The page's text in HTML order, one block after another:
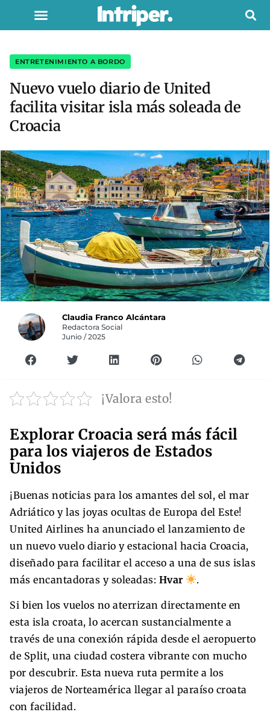
ENTRETENIMIENTO A BORDO
Nuevo vuelo diario de United
facilita visitar isla más soleada de
Croacia
Claudia Franco Alcántara
Redactora Social
Junio / 2025
¡Valora esto!
Explorar Croacia será más fácil
para los viajeros de Estados
Unidos
¡Buenas noticias para los amantes del sol, el mar
Adriático y las joyas ocultas de Europa del Este!
United Airlines ha anunciado el lanzamiento de
un nuevo vuelo diario y estacional hacia Croacia,
diseñado para facilitar el acceso a una de sus islas
más encantadoras y soleadas: Hvar .
Si bien los vuelos no aterrizan directamente en
esta isla croata, lo acercan sustancialmente a
través de una conexión rápida desde el aeropuerto
de Split, una ciudad costera vibrante con mucho
por descubrir. Esta nueva ruta permite a los
viajeros de Norteamérica llegar al paraíso croata
con facilidad.